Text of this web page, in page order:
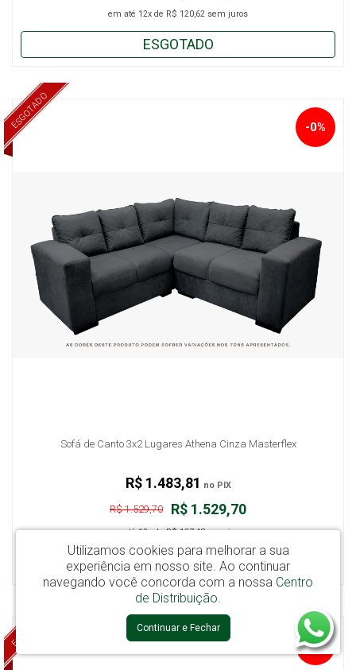
em até 12x de R$ 120,62 sem juros
ESGOTADO
ESGOTADO
Sofá de Canto 3x2 Lugares Athena Cinza Masterflex
-0%
R$ 1.529,70
R$ 1.529,70
em até12xdeR$ 127,48sem juros
R$ 1.483,81 no PIX
ESGOTADO
ESGOTADO -0%
Utilizamos cookies para melhorar a sua
experiência em nosso site. Ao continuar
navegando você concorda com a nossa Centro
de Distribuição.
Continuar e Fechar